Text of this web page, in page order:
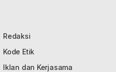
Redaksi
Kode Etik
Iklan dan Kerjasama